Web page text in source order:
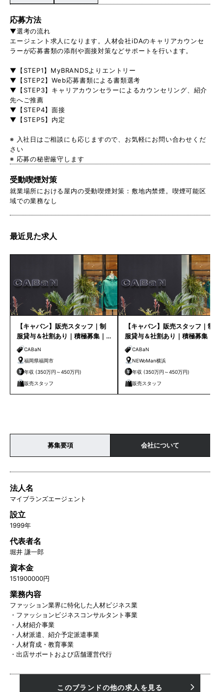
応募方法
▼選考の流れ
エージェント求人になります。人材会社iDAのキャリアカウンセ
ラーが応募書類の添削や面接対策などサポートを行います。
▼【STEP1】MyBRANDSよりエントリー
▼【STEP2】Web応募書類による書類選考
▼【STEP3】キャリアカウンセラーによるカウンセリング、紹介
先へご推薦
▼【STEP4】面接
▼【STEP5】内定
※ 入社日はご相談にも応じますので、お気軽にお問い合わせくだ
さい
※ 応募の秘密厳守します
受動喫煙対策
就業場所における屋内の受動喫煙対策：敷地内禁煙。喫煙可能区
域での業務なし
最近見た求人
【キャバン】販売スタッフ｜制
服貸与＆社割あり｜積極募集｜
福岡店
CABaN
福岡県福岡市
年収 (350万円～450万円)
販売スタッフ
【キャバン】販売スタッフ｜制
服貸与＆社割あり｜積極募集｜
NEWoMan横浜
CABaN
NEWoMan横浜
年収 (350万円～450万円)
販売スタッフ
募集要項 会社について
法人名
マイブランズエージェント
設立
1999年
代表者名
堀井 謙一郎
資本金
151900000円
業務内容
ファッション業界に特化した人材ビジネス業
・ファッションビジネスコンサルタント事業
・人材紹介事業
・人材派遣、紹介予定派遣事業
・人材育成・教育事業
・出店サポートおよび店舗運営代行
このブランドの他の求人を見る